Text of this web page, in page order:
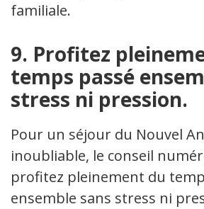
familiale.
9. Profitez
temps passé
stress ni pression.
Pour un séjour du Nouvel
inoubliable, le conseil
profitez pleinement du
ensemble sans stress ni